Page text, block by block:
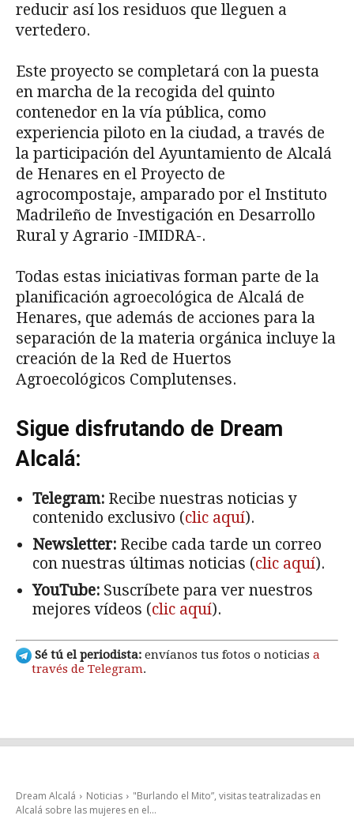
reducir así los residuos que lleguen a
vertedero.
Este proyecto se completará con la puesta
en marcha de la recogida del quinto
contenedor en la vía pública, como
experiencia piloto en la ciudad, a través de
la participación del Ayuntamiento de Alcalá
de Henares en el Proyecto de
agrocompostaje, amparado por el Instituto
Madrileño de Investigación en Desarrollo
Rural y Agrario -IMIDRA-.
Todas estas iniciativas forman parte de la
planificación agroecológica de Alcalá de
Henares, que además de acciones para la
separación de la materia orgánica incluye la
creación de la Red de Huertos
Agroecológicos Complutenses.
Sigue disfrutando de Dream
Alcalá:
Telegram: Recibe nuestras noticias y
contenido exclusivo (clic aquí).
Newsletter: Recibe cada tarde un correo
con nuestras últimas noticias (clic aquí).
YouTube: Suscríbete para ver nuestros
mejores vídeos (clic aquí).
Sé tú el periodista: envíanos tus fotos o noticias a
través de Telegram.